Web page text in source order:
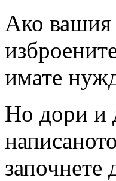
Ако вашия
имате
Но дори и
започнете